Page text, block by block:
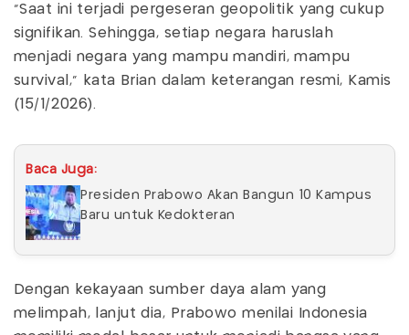
“Saat ini terjadi pergeseran geopolitik yang cukup
signifikan. Sehingga, setiap negara haruslah
menjadi negara yang mampu mandiri, mampu
survival,” kata Brian dalam keterangan resmi, Kamis
(15/1/2026).
Baca Juga:
Presiden Prabowo Akan Bangun 10 Kampus
Baru untuk Kedokteran
Dengan kekayaan sumber daya alam yang
melimpah, lanjut dia, Prabowo menilai Indonesia